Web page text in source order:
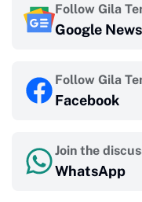
Follow Gila
Google News
Follow Gila
Facebook
Join the
WhatsApp